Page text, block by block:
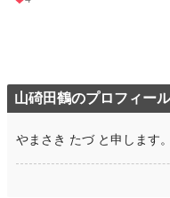
山碕田鶴のプロフィール
やまさき たづ と申します